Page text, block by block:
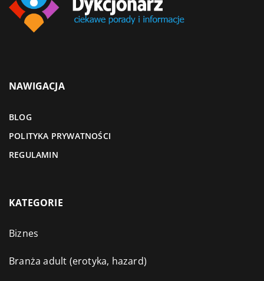
NAWIGACJA
BLOG
POLITYKA PRYWATNOŚCI
REGULAMIN
KATEGORIE
Biznes
Branża adult (erotyka, hazard)